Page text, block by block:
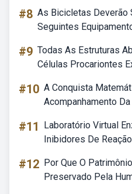
#8 As Bicicletas Deverão
Seguintes
#9 Todas As Estruturas
Células Procariontes
#10 A Conquista
Acompanhamento
#11
Laboratório Virtual
Inibidores De
#12 Por Que O
Preservado Pela